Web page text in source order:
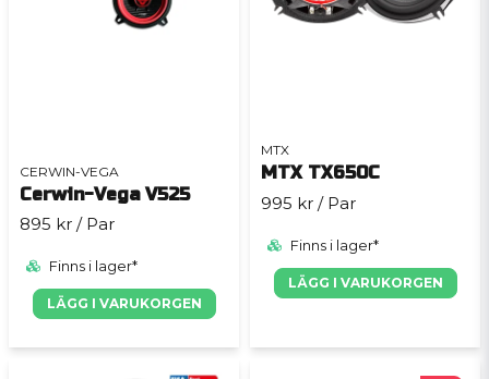
CERWIN-VEGA
Cerwin-Vega V525
895 kr / Par
Finns i lager*
LÄGG I VARUKORGEN
MTX
MTX TX650C
995 kr / Par
Finns i lager*
LÄGG I VARUKORGEN